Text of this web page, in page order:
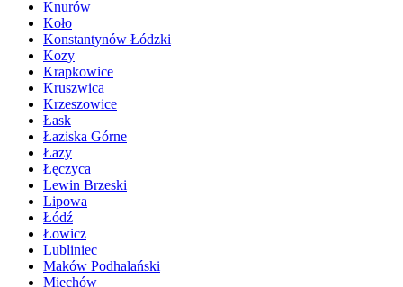
Knurów
Koło
Konstantynów Łódzki
Kozy
Krapkowice
Kruszwica
Krzeszowice
Łask
Łaziska Górne
Łazy
Łęczyca
Lewin Brzeski
Lipowa
Łódź
Łowicz
Lubliniec
Maków Podhalański
Miechów